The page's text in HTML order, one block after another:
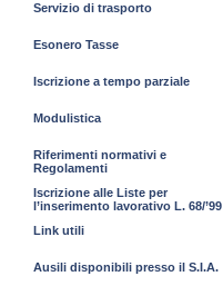
Servizio di trasporto
Esonero Tasse
Iscrizione a tempo parziale
Modulistica
Riferimenti normativi e
Regolamenti
Iscrizione alle Liste per
l’inserimento lavorativo L. 68/’99
Link utili
Ausili disponibili presso il S.I.A.